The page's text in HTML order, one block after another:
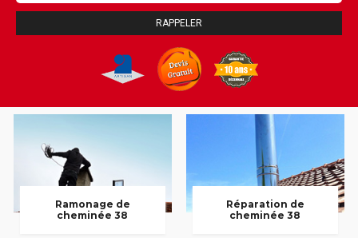
Ramonage de
cheminée 38
Réparation de
cheminée 38